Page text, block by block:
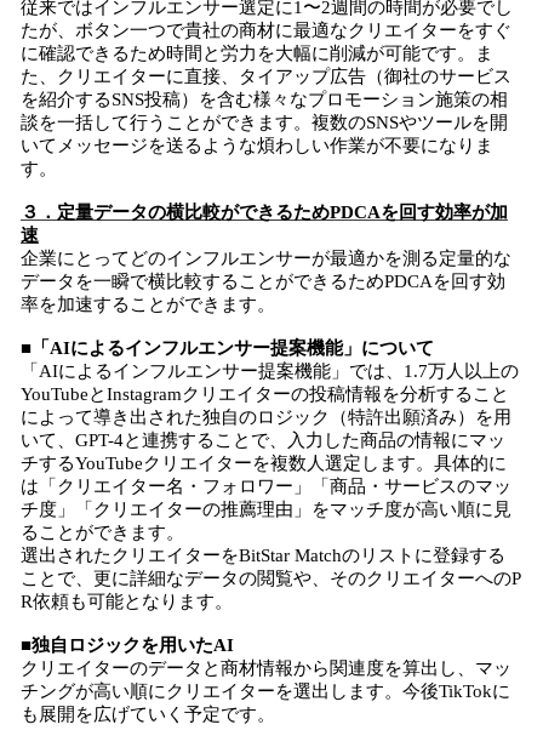
従来ではインフルエンサー選定に1〜2週間の時間が必要でし
たが、ボタン一つで貴社の商材に最適なクリエイターをすぐ
に確認できるため時間と労力を大幅に削減が可能です。ま
た、クリエイターに直接、タイアップ広告（御社のサービス
を紹介するSNS投稿）を含む様々なプロモーション施策の相
談を一括して行うことができます。複数のSNSやツールを開
いてメッセージを送るような煩わしい作業が不要になりま
す。
３．定量データの横比較ができるためPDCAを回す効率が加
速
企業にとってどのインフルエンサーが最適かを測る定量的な
データを一瞬で横比較することができるためPDCAを回す効
率を加速することができます。
■「AIによるインフルエンサー提案機能」について
「AIによるインフルエンサー提案機能」では、1.7万人以上の
YouTubeとInstagramクリエイターの投稿情報を分析すること
によって導き出された独自のロジック（特許出願済み）を用
いて、GPT-4と連携することで、入力した商品の情報にマッ
チするYouTubeクリエイターを複数人選定します。具体的に
は「クリエイター名・フォロワー」「商品・サービスのマッ
チ度」「クリエイターの推薦理由」をマッチ度が高い順に見
ることができます。
選出されたクリエイターをBitStar Matchのリストに登録する
ことで、更に詳細なデータの閲覧や、そのクリエイターへのP
R依頼も可能となります。
■独自ロジックを用いたAI
クリエイターのデータと商材情報から関連度を算出し、マッ
チングが高い順にクリエイターを選出します。今後TikTokに
も展開を広げていく予定です。